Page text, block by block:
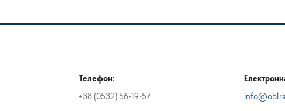
Телефон:
+38 (0532) 56-19-57